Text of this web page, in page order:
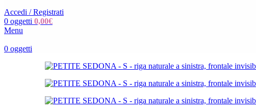
Accedi / Registrati
0 oggetti 0,00€
Menu
0 oggetti